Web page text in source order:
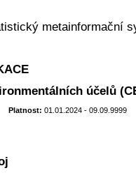
metainformační
účelů
Platnost: 01.01.2024 - 09.09.9999